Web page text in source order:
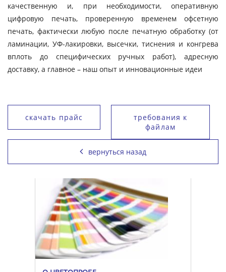
качественную и, при необходимости, оперативную
цифровую печать, проверенную временем офсетную
печать, фактически любую после печатную обработку (от
ламинации, УФ-лакировки, высечки, тиснения и конгрева
вплоть до специфических ручных работ), адресную
доставку, а главное – наш опыт и инновационные идеи
скачать прайс
требования к
файлам
вернуться назад